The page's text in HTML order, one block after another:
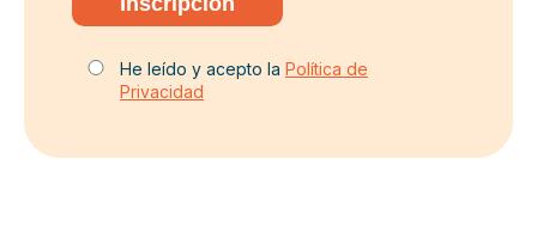
He leído y acepto la Política de
Privacidad